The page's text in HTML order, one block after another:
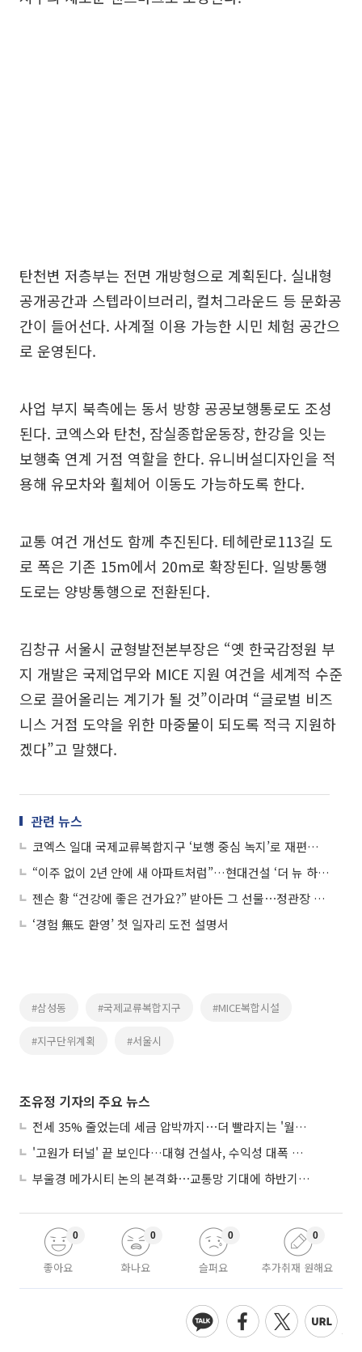
탄천변 저층부는 전면 개방형으로 계획된다. 실내형
공개공간과 스텝라이브러리, 컬처그라운드 등 문화공
간이 들어선다. 사계절 이용 가능한 시민 체험 공간으
로 운영된다.
사업 부지 북측에는 동서 방향 공공보행통로도 조성
된다. 코엑스와 탄천, 잠실종합운동장, 한강을 잇는
보행축 연계 거점 역할을 한다. 유니버설디자인을 적
용해 유모차와 휠체어 이동도 가능하도록 한다.
교통 여건 개선도 함께 추진된다. 테헤란로113길 도
로 폭은 기존 15m에서 20m로 확장된다. 일방통행
도로는 양방통행으로 전환된다.
김창규 서울시 균형발전본부장은 “옛 한국감정원 부
지 개발은 국제업무와 MICE 지원 여건을 세계적 수준
으로 끌어올리는 계기가 될 것”이라며 “글로벌 비즈
니스 거점 도약을 위한 마중물이 되도록 적극 지원하
겠다”고 말했다.
관련 뉴스
코엑스 일대 국제교류복합지구 ‘보행 중심 녹지’로 재편…도심공항서비스도 부활
“이주 없이 2년 안에 새 아파트처럼”…현대건설 ‘더 뉴 하우스’ 첫선
젠슨 황 “건강에 좋은 건가요?” 받아든 그 선물⋯정관장 홍삼이었다
‘경험 無도 환영’ 첫 일자리 도전 설명서
#삼성동 #국제교류복합지구 #MICE복합시설
#지구단위계획 #서울시
조유정 기자의 주요 뉴스
전세 35% 줄었는데 세금 압박까지⋯더 빨라지는 '월세화'
'고원가 터널' 끝 보인다…대형 건설사, 수익성 대폭 개선
부울경 메가시티 논의 본격화⋯교통망 기대에 하반기 분양시장 '주목'
좋아요
0
화나요
0
슬퍼요
0
추가취재 원해요
0